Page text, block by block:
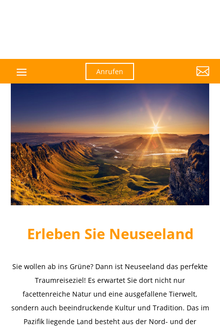
Anrufen 
Erleben Sie Neuseeland
Sie wollen ab ins Grüne? Dann ist Neuseeland das perfekte
Traumreiseziel! Es erwartet Sie dort nicht nur
facettenreiche Natur und eine ausgefallene Tierwelt,
sondern auch beeindruckende Kultur und Tradition. Das im
Pazifik liegende Land besteht aus der Nord- und der